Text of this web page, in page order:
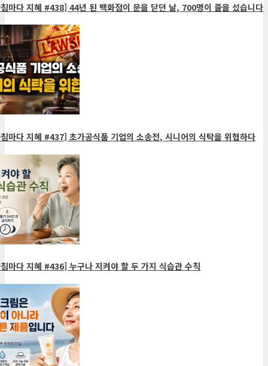
마다 지혜 #438] 44년 된 백화점이 문을 닫던 날, 700명이 줄을 섰습니다
마다 지혜 #437] 초가공식품 기업의 소송전, 시니어의 식탁을 위협하다
마다 지혜 #436] 누구나 지켜야 할 두 가지 식습관 수칙